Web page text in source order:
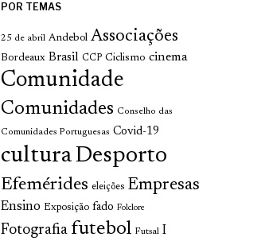
POR TEMAS
25 de abril Andebol Associações
Bordeaux Brasil CCP Ciclismo cinema
Comunidade
Comunidades Conselho das
Comunidades Portuguesas Covid-19
culturaDesporto
Efemérides eleições Empresas
Ensino Exposição fado Folclore
Fotografia futebol Futsal I